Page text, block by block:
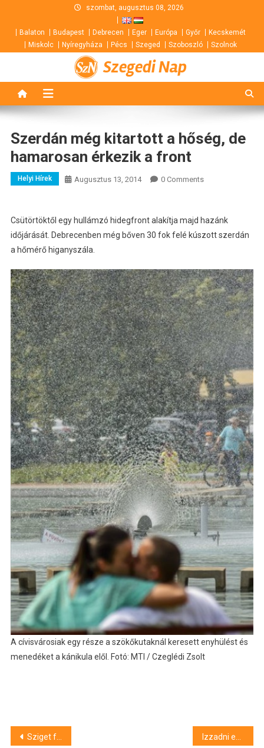
content
szombat, augusztus 08, 2026
Balaton Budapest Debrecen Eger Európa Győr
Kecskemét
Miskolc
Nyíregyháza Pécs Szeged Szoboszló Szolnok
Szegedi Nap
Szerdán még kitartott a hőség, de
hamarosan érkezik a front
Helyi Hírek Augusztus 13, 2014 0 Comments
Csütörtöktől egy hullámzó hidegfront alakítja majd hazánk
időjárását. Debrecenben még bőven 30 fok felé kúszott szerdán
a hőmérő higanyszála.
A cívisvárosiak egy része a szökőkutaknál keresett enyhülést és
menedéket a kánikula elől. Fotó: MTI / Czeglédi Zsolt
Bejegyzés
Sziget fesztivál: a Debreceni Egyetem is bemutatkozik